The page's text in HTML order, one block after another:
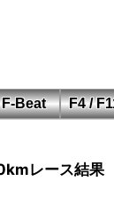
F-Beat
F4 /
レース結果